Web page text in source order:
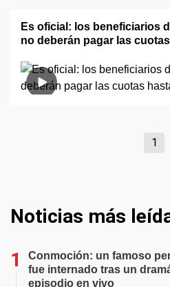
Es oficial: los beneficiarios
no deberán pagar las
1
Noticias más
Conmoción: un famoso
fue internado tras un
episodio en vivo